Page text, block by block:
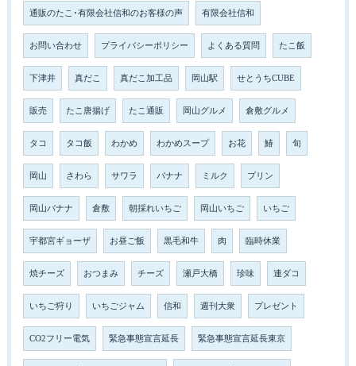
通販のたこ･有限会社信和のお客様の声 有限会社信和
お問い合わせ プライバシーポリシー よくある質問 たこ飯
下津井 真だこ 真だこ加工品 岡山駅 せとうちCUBE
販売 たこ唐揚げ たこ通販 岡山グルメ 倉敷グルメ
タコ タコ飯 わかめ わかめスープ お花 鰆 旬
岡山 さわら サワラ バナナ ミルク プリン
岡山バナナ 倉敷 朝採れいちご 岡山いちご いちご
宇都宮ギョーザ お昼ご飯 黒毛和牛 肉 臨時休業
焼チーズ おつまみ チーズ 瀬戸大橋 珍味 連ダコ
いちご狩り いちごジャム 信和 週刊大衆 プレゼント
CO2フリー電気 緊急事態宣言延長 緊急事態宣言延長東京